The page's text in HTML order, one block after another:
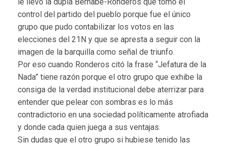
control del partido del pueblo porque fue el único
grupo que pudo contabilizar los votos en las
elecciones del 21N y que se apresta a seguir con la
imagen de la barquilla como señal de triunfo.
Por eso cuando Ronderos citó la frase “Jefatura de la
Nada” tiene razón porque el otro grupo que exhibe la
consiga de la verdad institucional debe aterrizar para
entender que pelear con sombras es lo más
contradictorio en una sociedad políticamente atrofiada
y donde cada quien juega a sus ventajas.
Sin dudas que el otro grupo si hubiese tenido las